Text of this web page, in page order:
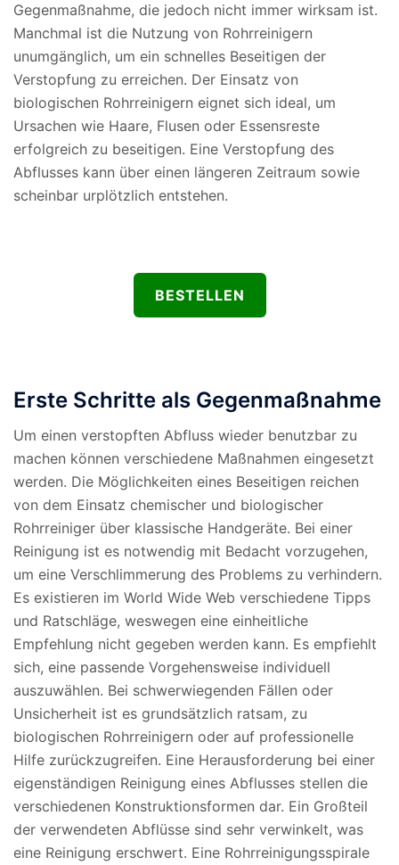
Gegenmaßnahme, die jedoch nicht immer wirksam ist.
Manchmal ist die Nutzung von Rohrreinigern
unumgänglich, um ein schnelles Beseitigen der
Verstopfung zu erreichen. Der Einsatz von
biologischen Rohrreinigern eignet sich ideal, um
Ursachen wie Haare, Flusen oder Essensreste
erfolgreich zu beseitigen. Eine Verstopfung des
Abflusses kann über einen längeren Zeitraum sowie
scheinbar urplötzlich entstehen.
BESTELLEN
Erste Schritte als Gegenmaßnahme
Um einen verstopften Abfluss wieder benutzbar zu
machen können verschiedene Maßnahmen eingesetzt
werden. Die Möglichkeiten eines Beseitigen reichen
von dem Einsatz chemischer und biologischer
Rohrreiniger über klassische Handgeräte. Bei einer
Reinigung ist es notwendig mit Bedacht vorzugehen,
um eine Verschlimmerung des Problems zu verhindern.
Es existieren im World Wide Web verschiedene Tipps
und Ratschläge, weswegen eine einheitliche
Empfehlung nicht gegeben werden kann. Es empfiehlt
sich, eine passende Vorgehensweise individuell
auszuwählen. Bei schwerwiegenden Fällen oder
Unsicherheit ist es grundsätzlich ratsam, zu
biologischen Rohrreinigern oder auf professionelle
Hilfe zurückzugreifen. Eine Herausforderung bei einer
eigenständigen Reinigung eines Abflusses stellen die
verschiedenen Konstruktionsformen dar. Ein Großteil
der verwendeten Abflüsse sind sehr verwinkelt, was
eine Reinigung erschwert. Eine Rohrreinigungsspirale